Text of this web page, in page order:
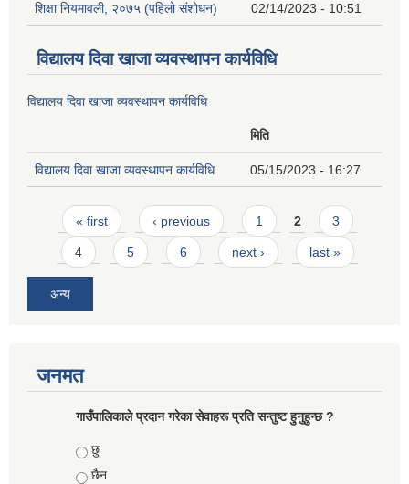
शिक्षा नियमावली, २०७५ (पहिलो संशोधन) 02/14/2023 - 10:51
विद्यालय दिवा खाजा व्यवस्थापन कार्यविधि
विद्यालय दिवा खाजा व्यवस्थापन कार्यविधि
मिति
विद्यालय दिवा खाजा व्यवस्थापन कार्यविधि 05/15/2023 - 16:27
Pages
« first ‹ previous 1 2 3
4 5 6 next › last »
अन्य
जनमत
गाउँपालिकाले प्रदान गरेका सेवाहरू प्रति सन्तुष्ट हुनुहुन्छ ?
Choices
छु
छैन